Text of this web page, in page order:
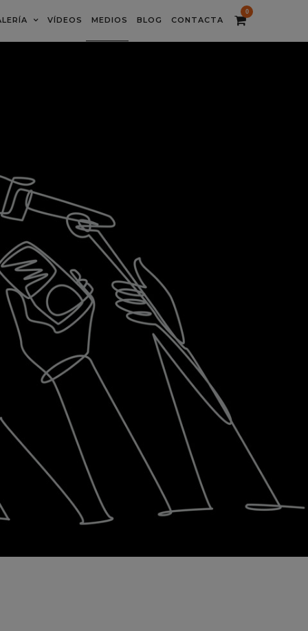
VÍDEOS MEDIOS BLOG CONTACTA
0